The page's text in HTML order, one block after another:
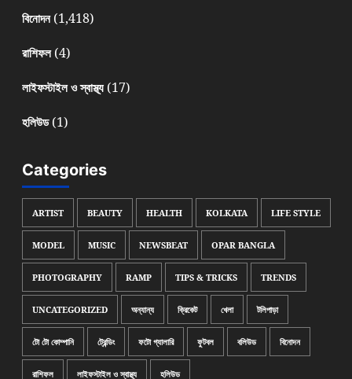
বিনোদন(1,418)
রাশিফল(4)
লাইফস্টাইল ও স্বাস্থ্য(17)
হলিউড(1)
Categories
ARTIST BEAUTY HEALTH KOLKATA LIFE STYLE
MODEL MUSIC NEWSBEAT OPAR BANGLA
PHOTOGRAPHY RAMP TIPS & TRICKS TRENDS
UNCATEGORIZED অন্যান্য ক্রিকেট খেলা টলিপাড়া
টো টো কোম্পানি ট্রেন্ডিং ফটো গ্যালারি ফুটবল বলিউড বিনোদন
রাশিফল লাইফস্টাইল ও স্বাস্থ্য হলিউড